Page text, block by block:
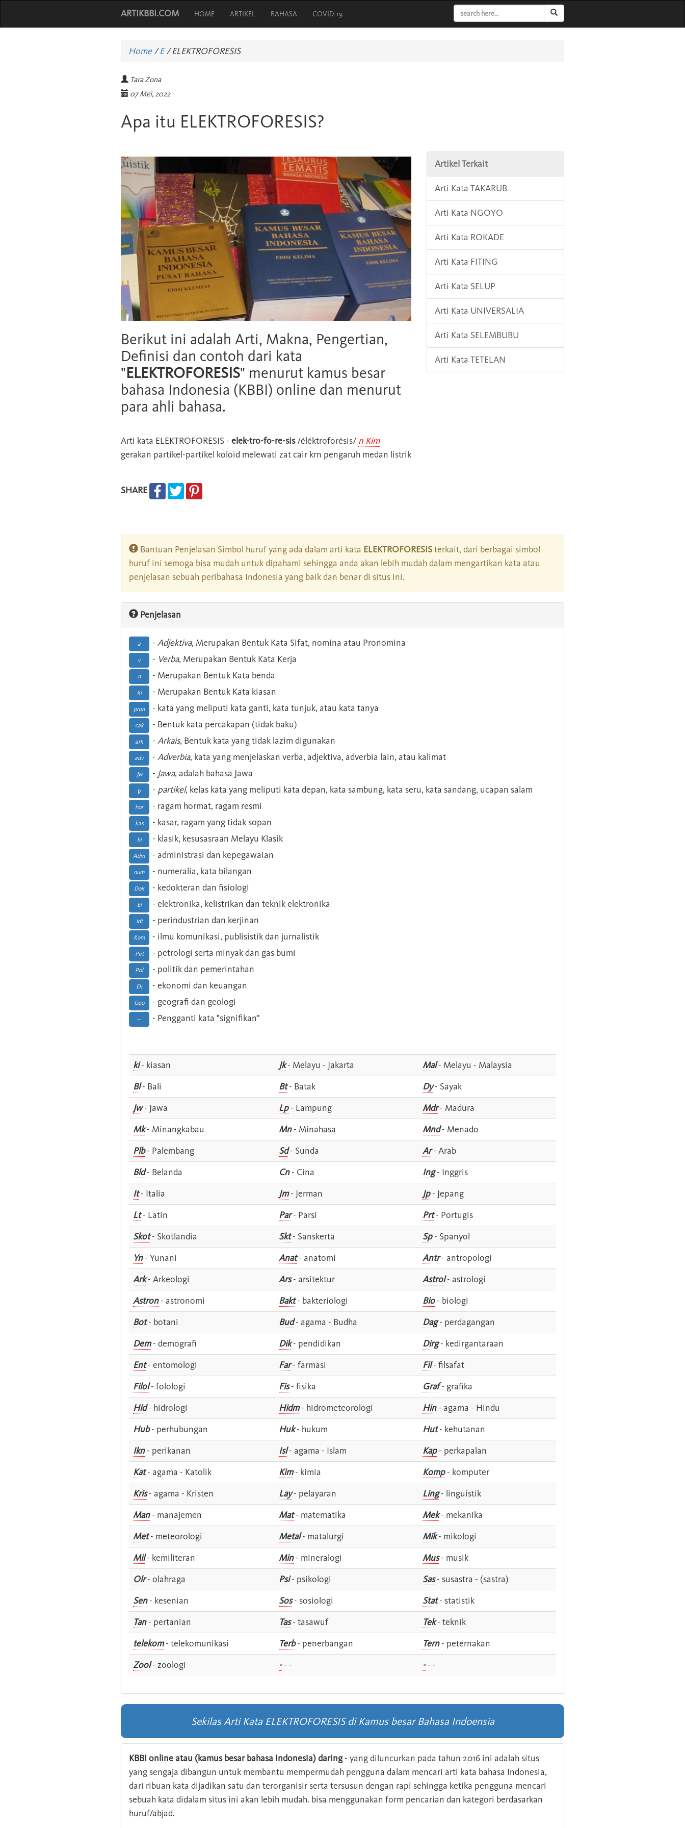
ARTIKBBI.COM HOME ARTIKEL BAHASA COVID-19
Home/E /ELEKTROFORESIS
Tara Zona
07 Mei, 2022
Apa itu ELEKTROFORESIS?
Berikut ini adalah Arti, Makna, Pengertian,
Definisi dan contoh dari kata
"ELEKTROFORESIS" menurut kamus besar
bahasa Indonesia (KBBI) online dan menurut
para ahli bahasa.
Arti kata ELEKTROFORESIS - elek-tro-fo-re-sis/éléktroforésis/ n Kim
gerakan partikel-partikel koloid melewati zat cair krn pengaruh medan listrik
SHARE
Artikel Terkait
Arti Kata TAKARUB
Arti Kata NGOYO
Arti Kata ROKADE
Arti Kata FITING
Arti Kata SELUP
Arti Kata UNIVERSALIA
Arti Kata SELEMBUBU
Arti Kata TETELAN
Bantuan Penjelasan Simbol huruf yang ada dalam arti kata ELEKTROFORESISterkait, dari berbagai simbol
huruf ini semoga bisa mudah untuk dipahami sehingga anda akan lebih mudah dalam mengartikan kata atau
penjelasan sebuah peribahasa Indonesia yang baik dan benar di situs ini.
Penjelasan
a - Adjektiva, Merupakan Bentuk Kata Sifat, nomina atau Pronomina
v - Verba, Merupakan Bentuk Kata Kerja
n - Merupakan Bentuk Kata benda
ki - Merupakan Bentuk Kata kiasan
pron - kata yang meliputi kata ganti, kata tunjuk, atau kata tanya
cak - Bentuk kata percakapan (tidak baku)
ark - Arkais, Bentuk kata yang tidak lazim digunakan
adv - Adverbia, kata yang menjelaskan verba, adjektiva, adverbia lain, atau kalimat
Jw - Jawa, adalah bahasa Jawa
p - partikel, kelas kata yang meliputi kata depan, kata sambung, kata seru, kata sandang, ucapan salam
hor - ragam hormat, ragam resmi
kas - kasar, ragam yang tidak sopan
kl - klasik, kesusasraan Melayu Klasik
Adm - administrasi dan kepegawaian
num - numeralia, kata bilangan
Dok - kedokteran dan fisiologi
El - elektronika, kelistrikan dan teknik elektronika
Idt - perindustrian dan kerjinan
Kom - ilmu komunikasi, publisistik dan jurnalistik
Pet - petrologi serta minyak dan gas bumi
Pol - politik dan pemerintahan
Ek - ekonomi dan keuangan
Geo - geografi dan geologi
-- - Pengganti kata "signifikan"
ki- kiasan Jk- Melayu - Jakarta Mal- Melayu - Malaysia
Bl- Bali Bt- Batak Dy- Sayak
Jw- Jawa Lp- Lampung Mdr- Madura
Mk- Minangkabau Mn- Minahasa Mnd- Menado
Plb- Palembang Sd- Sunda Ar- Arab
Bld- Belanda Cn- Cina Ing- Inggris
It- Italia Jm- Jerman Jp- Jepang
Lt- Latin Par- Parsi Prt- Portugis
Skot- Skotlandia Skt- Sanskerta Sp- Spanyol
Yn- Yunani Anat- anatomi Antr- antropologi
Ark- Arkeologi Ars- arsitektur Astrol- astrologi
Astron- astronomi Bakt- bakteriologi Bio- biologi
Bot- botani Bud- agama - Budha Dag- perdagangan
Dem- demografi Dik- pendidikan Dirg- kedirgantaraan
Ent- entomologi Far- farmasi Fil- filsafat
Filol- folologi Fis- fisika Graf- grafika
Hid- hidrologi Hidm- hidrometeorologi Hin- agama - Hindu
Hub- perhubungan Huk- hukum Hut- kehutanan
Ikn- perikanan Isl- agama - Islam Kap- perkapalan
Kat- agama - Katolik Kim- kimia Komp- komputer
Kris- agama - Kristen Lay- pelayaran Ling- linguistik
Man- manajemen Mat- matematika Mek- mekanika
Met- meteorologi Metal- matalurgi Mik- mikologi
Mil- kemiliteran Min- mineralogi Mus- musik
Olr- olahraga Psi- psikologi Sas- susastra - (sastra)
Sen- kesenian Sos- sosiologi Stat- statistik
Tan- pertanian Tas- tasawuf Tek- teknik
telekom- telekomunikasi Terb- penerbangan Tern- peternakan
Zool- zoologi -- - -- -
Sekilas Arti Kata ELEKTROFORESIS di Kamus besar Bahasa Indoensia
KBBI online atau (kamus besar bahasa Indonesia) daring- yang diluncurkan pada tahun 2016 ini adalah situs
yang sengaja dibangun untuk membantu mempermudah pengguna dalam mencari arti kata bahasa Indonesia,
dari ribuan kata dijadikan satu dan terorganisir serta tersusun dengan rapi sehingga ketika pengguna mencari
sebuah kata didalam situs ini akan lebih mudah. bisa menggunakan form pencarian dan kategori berdasarkan
huruf/abjad.